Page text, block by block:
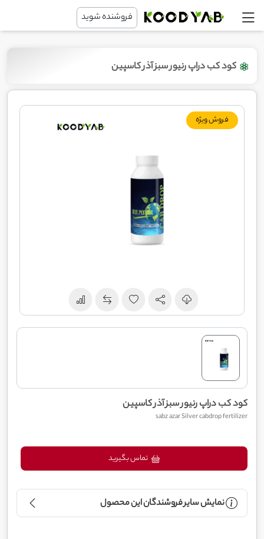
فروشنده شوید
کود کب دراپ رنیور سبز آذر کاسپین
فروش ویژه
کود کب دراپ رنیور سبز آذر کاسپین
sabz azar Silver cabdrop fertilizer
نمایش سایر فروشندگان این محصول